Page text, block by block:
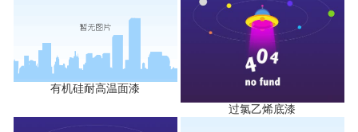
有机硅耐高温面漆
过氯乙烯底漆